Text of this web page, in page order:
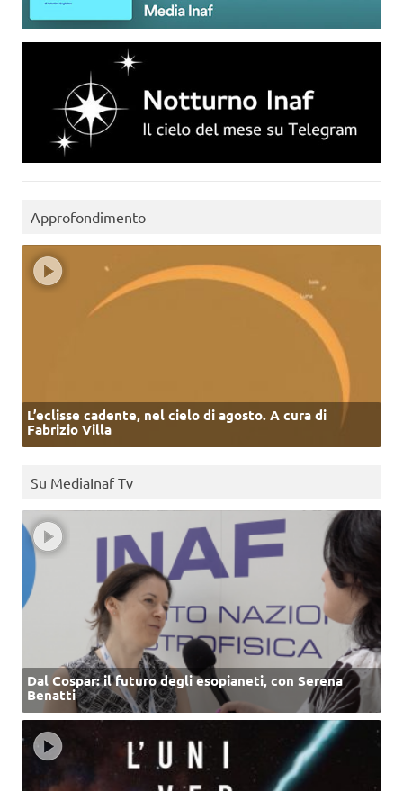
Approfondimento
L’eclisse cadente, nel cielo di agosto. A cura di
Fabrizio Villa
Su MediaInaf Tv
Dal Cospar: il futuro degli esopianeti, con Serena
Benatti